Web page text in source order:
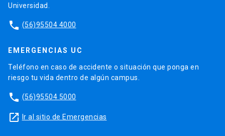
Universidad.
phone (56)95504 4000
EMERGENCIAS UC
Teléfono en caso de accidente o situación que ponga en
riesgo tu vida dentro de algún campus.
phone (56)95504 5000
launch Ir al sitio de Emergencias